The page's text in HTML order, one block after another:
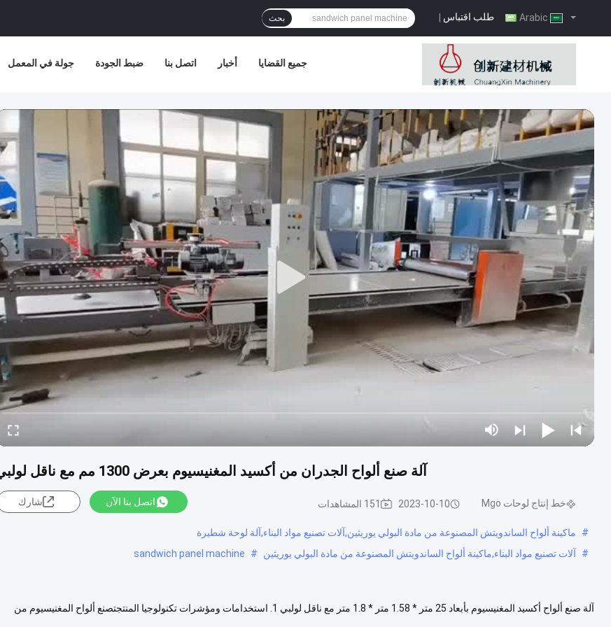
طلب اقتباس بحث
جولة في المعمل ضبط الجودة اتصل بنا أخبار جميع القضايا
آلة صنع ألواح الجدران من أكسيد المغنيسيوم بعرض 1300 مم مع ناقل لولبي
خط إنتاج لوحات Mgo 2023-10-10 151 المشاهدات اتصل بنا الآن شارك
#
ماكينة ألواح الساندويتش المصنوعة من مادة البولي يوريثين,آلات تصنيع مواد البناء,آلة لوحة شطيرة
# آلات تصنيع مواد البناء,ماكينة ألواح الساندويتش المصنوعة من مادة البولي يوريثين #
sandwich panel machine
آلة صنع ألواح أكسيد المغنيسيوم بأبعاد 25 متر * 1.58 متر * 1.8 متر مع ناقل لولبي 1. استخدامات ومؤشرات تكنولوجيا المنتجتصنع ألواح المغنيسيوم من